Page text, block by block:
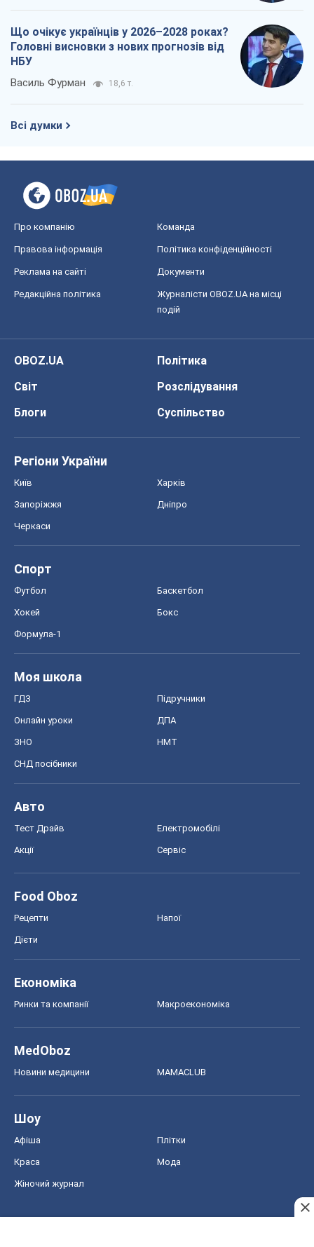
Що очікує українців у 2026–2028 роках?
Головні висновки з нових прогнозів від
НБУ
Василь Фурман 18,6 т.
Всі думки
Про компанію Команда
Правова інформація Політика конфіденційності
Реклама на сайті Документи
Редакційна політика
Журналісти OBOZ.UA на місці
подій
OBOZ.UA
Політика
Світ
Розслідування
Блоги
Суспільство
Регіони України
Київ Харків
Запоріжжя Дніпро
Черкаси
Спорт
Футбол Баскетбол
Хокей Бокс
Формула-1
Моя школа
ГДЗ Підручники
Онлайн уроки ДПА
ЗНО НМТ
СНД посібники
Авто
Тест Драйв Електромобілі
Акції Сервіс
Food Oboz
Рецепти Напої
Дієти
Економіка
Ринки та компанії Макроекономіка
MedOboz
Новини медицини MAMACLUB
Шоу
Афіша Плітки
Краса Мода
Жіночий журнал